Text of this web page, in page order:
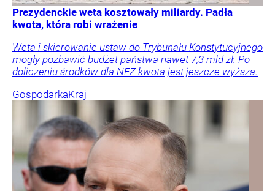
Prezydenckie weta kosztowały miliardy. Padła
kwota, która robi wrażenie
Weta i skierowanie ustaw do Trybunału Konstytucyjnego
mogły pozbawić budżet państwa nawet 7,3 mld zł. Po
doliczeniu środków dla NFZ kwota jest jeszcze wyższa.
GospodarkaKraj